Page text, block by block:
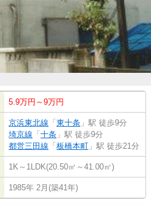
5.9万円～9万円
京浜東北線 「 東十条 」駅 徒歩9分
埼京線 「 十条 」駅 徒歩9分
都営三田線 「 板橋本町 」駅 徒歩21分
1K～1LDK(20.50㎡～41.00㎡)
1985年 2月(築41年)